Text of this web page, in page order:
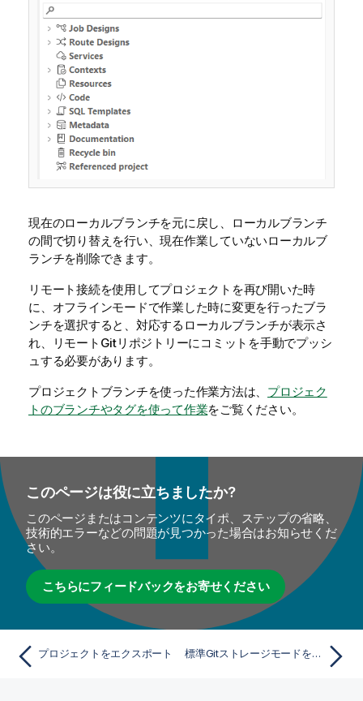
現在のローカルブランチを元に戻し、ローカルブランチ
の間で切り替えを行い、現在作業していないローカルブ
ランチを削除できます。
リモート接続を使用してプロジェクトを再び開いた時
に、オフラインモードで作業した時に変更を行ったブラ
ンチを選択すると、対応するローカルブランチが表示さ
れ、リモートGitリポジトリーにコミットを手動でプッシ
ュする必要があります。
プロジェクトブランチを使った作業方法は、 プロジェク
トのブランチやタグを使って作業をご覧ください。
このページは役に立ちましたか?
このページまたはコンテンツにタイポ、ステップの省略、
技術的エラーなどの問題が見つかった場合はお知らせくだ
さい。
こちらにフィードバックをお寄せください
プロジェクトをエクスポート 標準Gitストレージモードを有効化